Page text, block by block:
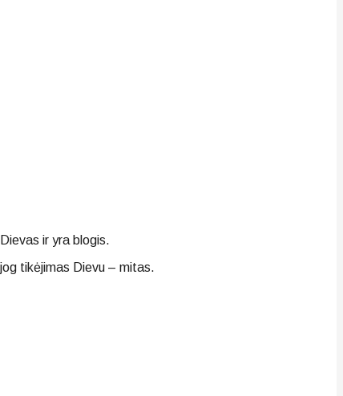
ir yra blogis.
tikėjimas Dievu – mitas.